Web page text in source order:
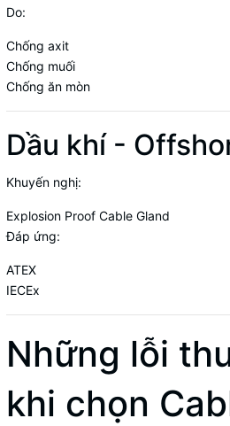
Do:
Chống axit
Chống muối
Chống ăn mòn
Dầu khí -
Khuyến nghị:
Explosion Proof Cable Gland
Đáp ứng:
ATEX
IECEx
Những lỗi
khi chọn